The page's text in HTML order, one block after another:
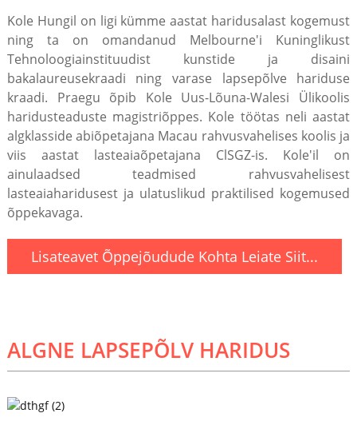
Kole Hungil on ligi kümme aastat haridusalast kogemust
ning ta on omandanud Melbourne'i Kuninglikust
Tehnoloogiainstituudist kunstide ja disaini
bakalaureusekraadi ning varase lapsepõlve hariduse
kraadi. Praegu õpib Kole Uus-Lõuna-Walesi Ülikoolis
haridusteaduste magistriõppes. Kole töötas neli aastat
algklasside abiõpetajana Macau rahvusvahelises koolis ja
viis aastat lasteaiaõpetajana ClSGZ-is. Kole'il on
ainulaadsed teadmised rahvusvahelisest
lasteaiaharidusest ja ulatuslikud praktilised kogemused
õppekavaga.
Lisateavet Õppejõudude Kohta Leiate Siit...
ALGNE LAPSEPÕLV HARIDUS